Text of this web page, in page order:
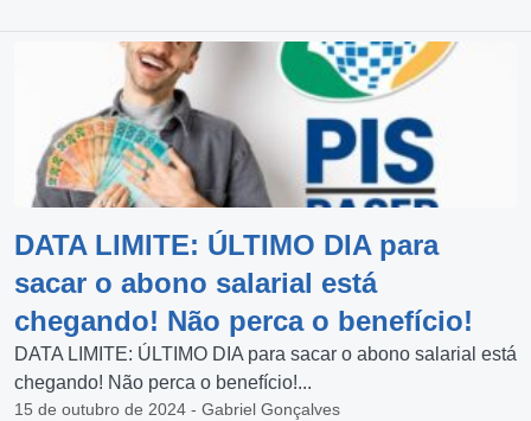
DATA LIMITE: ÚLTIMO DIA para
sacar o abono salarial está
chegando! Não perca o benefício!
DATA LIMITE: ÚLTIMO DIA para sacar o abono salarial está
chegando! Não perca o benefício!...
15 de outubro de 2024 - Gabriel Gonçalves